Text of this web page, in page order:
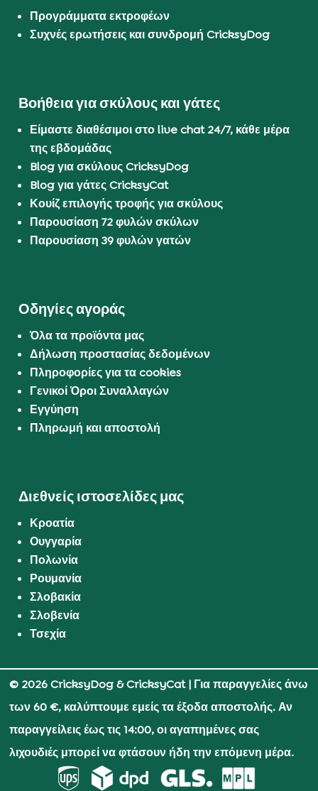
Προγράμματα εκτροφέων
Συχνές ερωτήσεις και συνδρομή CricksyDog
Βοήθεια για σκύλους και γάτες
Είμαστε διαθέσιμοι στο live chat 24/7, κάθε μέρα
της εβδομάδας
Blog για σκύλους CricksyDog
Blog για γάτες CricksyCat
Κουίζ επιλογής τροφής για σκύλους
Παρουσίαση 72 φυλών σκύλων
Παρουσίαση 39 φυλών γατών
Οδηγίες αγοράς
Όλα τα προϊόντα μας
Δήλωση προστασίας δεδομένων
Πληροφορίες για τα cookies
Γενικοί Όροι Συναλλαγών
Εγγύηση
Πληρωμή και αποστολή
Διεθνείς ιστοσελίδες μας
Κροατία
Ουγγαρία
Πολωνία
Ρουμανία
Σλοβακία
Σλοβενία
Τσεχία
© 2026 CricksyDog & CricksyCat| Για παραγγελίες άνω
των 60 €, καλύπτουμε εμείς τα έξοδα αποστολής. Αν
παραγγείλεις έως τις 14:00, οι αγαπημένες σας
λιχουδιές μπορεί να φτάσουν ήδη την επόμενη μέρα.